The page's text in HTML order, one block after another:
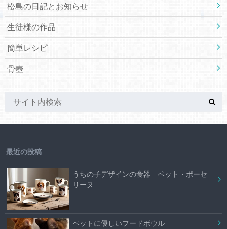
松島の日記とお知らせ
生徒様の作品
簡単レシピ
骨壺
最近の投稿
うちの子デザインの食器 ペット・ポーセ
リーヌ
ペットに優しいフードボウル